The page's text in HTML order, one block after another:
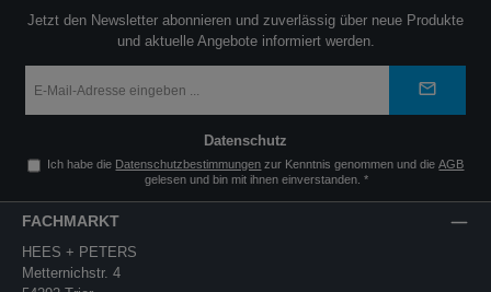
Jetzt den Newsletter abonnieren und zuverlässig über neue Produkte
und aktuelle Angebote informiert werden.
Mail-
*
Datenschutz
Ich habe die Datenschutzbestimmungen zur Kenntnis genommen und dieAGB
gelesen und bin mit ihnen einverstanden. *
FACHMARKT
HEES + PETERS
Metternichstr. 4